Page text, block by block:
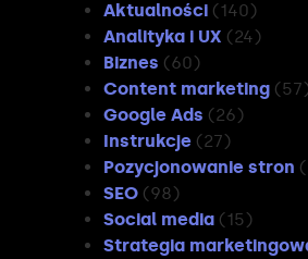
Aktualności (140)
Analityka i UX (24)
Biznes (60)
Content marketing
Google Ads (26)
Instrukcje (27)
Pozycjonowanie stron
SEO (98)
Social media (15)
Strategia